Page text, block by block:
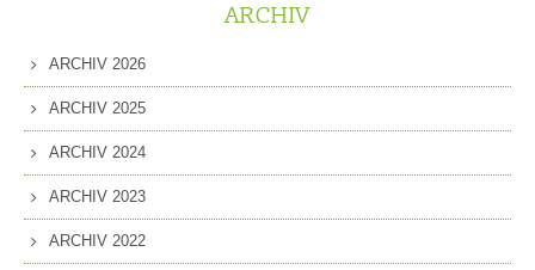
ARCHIV
ARCHIV 2026
ARCHIV 2025
ARCHIV 2024
ARCHIV 2023
ARCHIV 2022